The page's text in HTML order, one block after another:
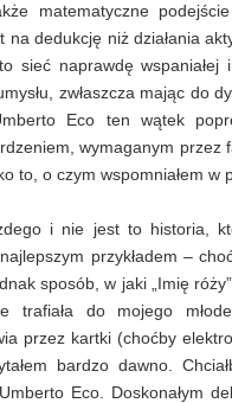
matematyczne
na dedukcję niż działania
sieć naprawdę
zwłaszcza mając do
Eco ten wątek
wymaganym przez
to, o czym wspomniałem w
i nie jest to historia,
przykładem –
sposób, w jaki „Imię
trafiała do mojego
przez kartki (choćby
bardzo dawno.
Eco. Doskonałym